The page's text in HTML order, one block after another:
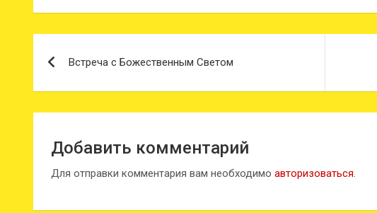
по
записям
Встреча с Божественным Светом
Добавить комментарий
Для отправки комментария вам необходимо авторизоваться.